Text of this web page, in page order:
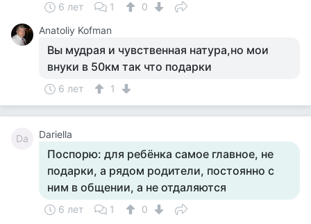
6 лет 1
0
Anatoliy Kofman
Вы мудрая и чувственная натура,но мои
внуки в 50км так что подарки
6 лет 1
Da Dariella
Поспорю: для ребёнка самое главное, не
подарки, а рядом родители, постоянно с
ним в общении, а не отдаляются
6 лет 1
0